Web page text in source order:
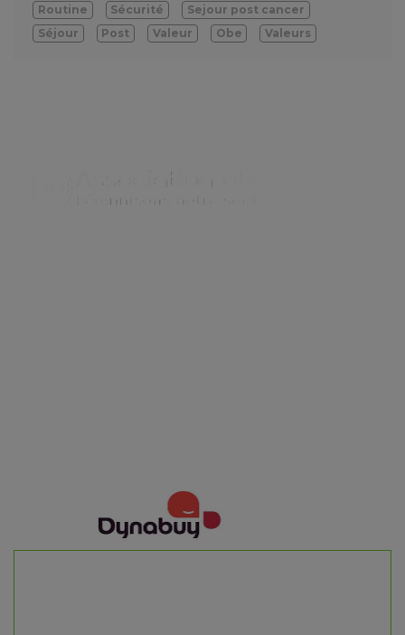
Routine
Sécurité
Sejour post cancer
Séjour
Post Valeur Obe Valeurs